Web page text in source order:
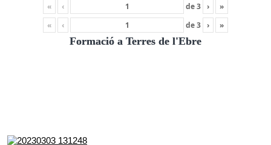
« ‹ de3 ›
»
«
‹ de3 › »
Formació a Terres de l'Ebre